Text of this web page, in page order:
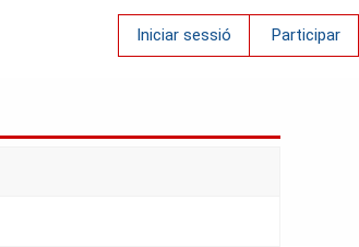
Iniciar sessió Participar